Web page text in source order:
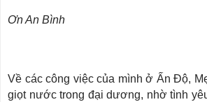
Ơn An Bình
Về các công việc của mình ở Ấn Độ,
giọt nước trong đại dương, nhờ tình